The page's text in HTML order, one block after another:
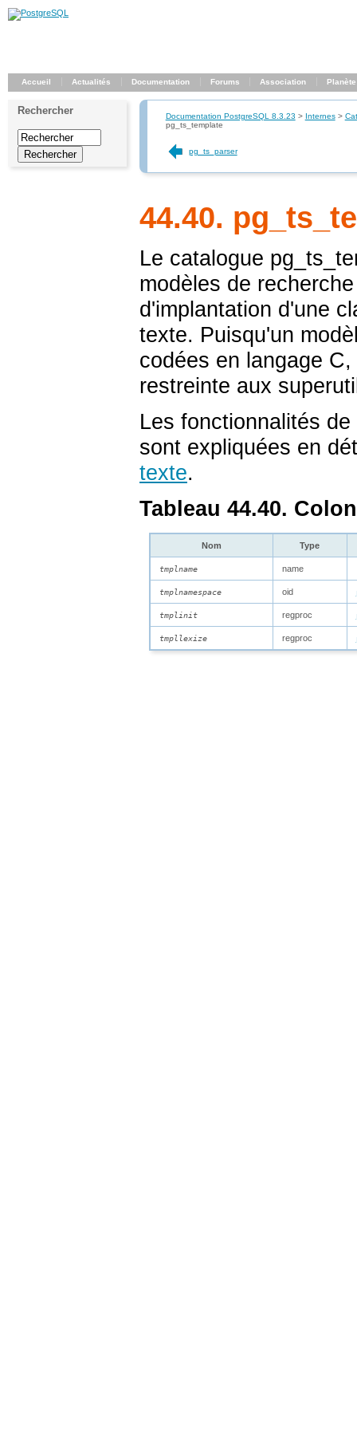
Accueil Actualités Documentation Forums Association Planète
Rechercher Documentation PostgreSQL 8.3.23 > Internes>
pg_ts_template
pg_ts_parser
44.40.
Le catalogue
modèles de
d'implantation d'une
texte. Puisqu'un
codées en langage
restreinte aux
Les fonctionnalités
sont expliquées en
texte.
Tableau 44.40.
Nom Type
tmplname name
tmplnamespace oid
tmplinit regproc
tmpllexize regproc